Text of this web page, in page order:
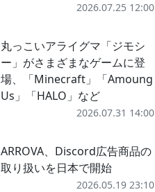
2026.07.25 12:00
丸っこいアライグマ「ジモシ
ー」がさまざまなゲームに登
場、「Minecraft」「Amoung
Us」「HALO」など
2026.07.31 14:00
ARROVA、Discord広告商品の
取り扱いを日本で開始
2026.05.19 23:10